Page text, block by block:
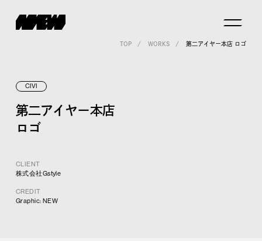
TOP WORKS 第二アイヤー本店 ロゴ
CIVI
第二アイヤー本店
ロゴ
CLIENT
株式会社Gstyle
CREDIT
Graphic: NEW